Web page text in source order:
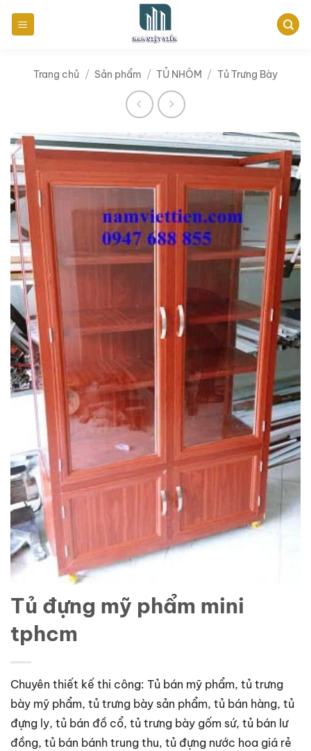
qua
Trang chủ / Sản phẩm / TỦ NHÔM / Tủ Trưng Bày
Tủ đựng mỹ phẩm mini
tphcm
Chuyên thiết kế thi công: Tủ bán mỹ phẩm, tủ trưng
bày mỹ phẩm, tủ trưng bày sản phẩm, tủ bán hàng, tủ
đựng ly, tủ bán đồ cổ, tủ trưng bày gốm sứ, tủ bán lư
đồng, tủ bán bánh trung thu, tủ đựng nước hoa giá rẻ